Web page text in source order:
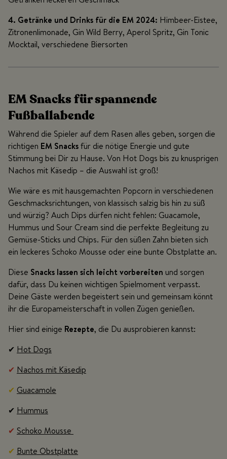
4. Getränke und Drinks für die EM 2024: Himbeer-Eistee,
Zitronenlimonade, Gin Wild Berry, Aperol Spritz, Gin Tonic
Mocktail, verschiedene Biersorten
EM Snacks für spannende
Fußballabende
Während die Spieler auf dem Rasen alles geben, sorgen die
richtigen EM Snacksfür die nötige Energie und gute
Stimmung bei Dir zu Hause. Von Hot Dogs bis zu knusprigen
Nachos mit Käsedip – die Auswahl ist groß!
Wie wäre es mit hausgemachten Popcorn in verschiedenen
Geschmacksrichtungen, von klassisch salzig bis hin zu süß
und würzig? Auch Dips dürfen nicht fehlen: Guacamole,
Hummus und Sour Cream sind die perfekte Begleitung zu
Gemüse-Sticks und Chips. Für den süßen Zahn bieten sich
ein leckeres Schoko Mousse oder eine bunte Obstplatte an.
Diese Snacks lassen sich leicht vorbereiten und sorgen
dafür, dass Du keinen wichtigen Spielmoment verpasst.
Deine Gäste werden begeistert sein und gemeinsam könnt
ihr die Europameisterschaft in vollen Zügen genießen.
Hier sind einige Rezepte, die Du ausprobieren kannst:
✔ Hot Dogs
✔ Nachos mit Käsedip
✔ Guacamole
✔ Hummus
✔ Schoko Mousse
✔ Bunte Obstplatte